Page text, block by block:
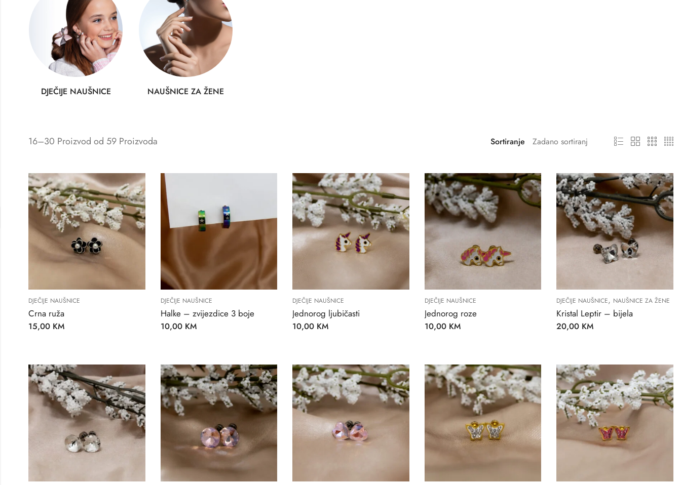
DJEČIJE NAUŠNICE NAUŠNICE ZA ŽENE
16–30 Proizvod od 59 Proizvoda Sortiranje
DJEČIJE NAUŠNICE
Crna ruža
15,00 KM
DJEČIJE NAUŠNICE
Halke – zvijezdice 3 boje
10,00 KM
DJEČIJE NAUŠNICE
Jednorog ljubičasti
10,00 KM
DJEČIJE NAUŠNICE
Jednorog roze
10,00 KM
DJEČIJE NAUŠNICE, NAUŠNICE ZA ŽENE
Kristal Leptir – bijela
20,00 KM